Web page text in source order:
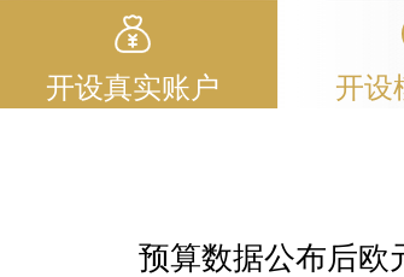
开设真实账户 开设
预算数据公布后欧